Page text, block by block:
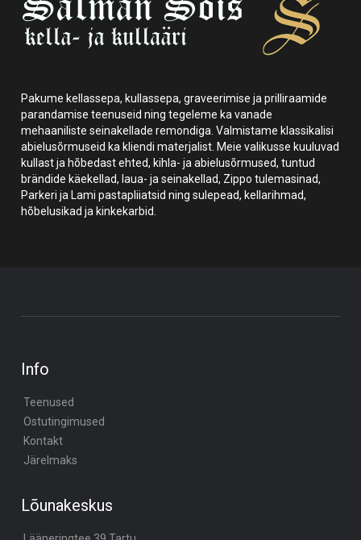
Pakume kellassepa, kullassepa, graveerimise ja prilliraamide
parandamise teenuseid ning tegeleme ka vanade
mehaaniliste seinakellade remondiga. Valmistame klassikalisi
abielusõrmuseid ka kliendi materjalist. Meie valikusse kuuluvad
kullast ja hõbedast ehted, kihla- ja abielusõrmused, tuntud
brändide käekellad, laua- ja seinakellad, Zippo tulemasinad,
Parkeri ja Lami pastapliiatsid ning sulepead, kellarihmad,
hõbelusikad ja kinkekarbid.
Info
Teenused
Ostutingimused
Kontakt
Järelmaks
Lõunakeskus